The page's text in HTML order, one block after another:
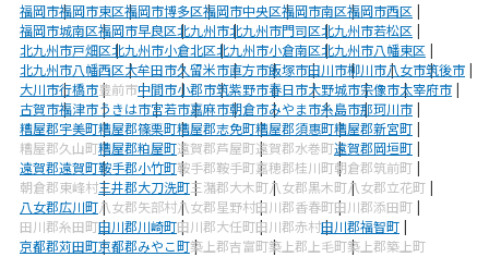
福岡市福岡市東区福岡市博多区福岡市中央区福岡市南区福岡市西区
福岡市城南区福岡市早良区北九州市北九州市門司区北九州市若松区
北九州市戸畑区北九州市小倉北区北九州市小倉南区北九州市八幡東区
北九州市八幡西区大牟田市久留米市直方市飯塚市田川市柳川市八女市筑後市
大川市行橋市豊前市中間市小郡市筑紫野市春日市大野城市宗像市太宰府市
古賀市福津市うきは市宮若市嘉麻市朝倉市みやま市糸島市那珂川市
糟屋郡宇美町糟屋郡篠栗町糟屋郡志免町糟屋郡須惠町糟屋郡新宮町
糟屋郡久山町糟屋郡粕屋町遠賀郡芦屋町遠賀郡水巻町遠賀郡岡垣町
遠賀郡遠賀町鞍手郡小竹町鞍手郡鞍手町嘉穂郡桂川町朝倉郡筑前町
朝倉郡東峰村三井郡大刀洗町三潴郡大木町八女郡黒木町八女郡立花町
八女郡広川町八女郡矢部村八女郡星野村田川郡香春町田川郡添田町
田川郡糸田町田川郡川崎町田川郡大任町田川郡赤村田川郡福智町
京都郡苅田町京都郡みやこ町築上郡吉富町築上郡上毛町築上郡築上町